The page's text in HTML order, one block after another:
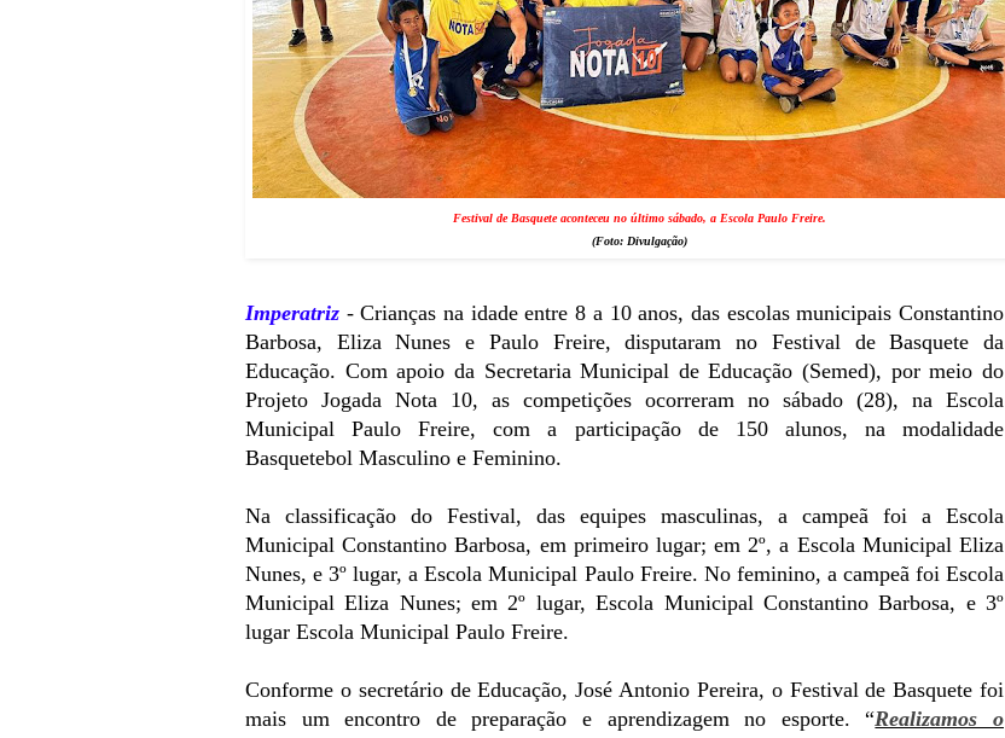
Festival de Basquete aconteceu no último sábado, a Escola Paulo Freire.
(Foto: Divulgação)
Imperatriz - Crianças na idade entre 8 a 10 anos, das escolas municipais Constantino
Barbosa, Eliza Nunes e Paulo Freire, disputaram no Festival de Basquete da
Educação. Com apoio da Secretaria Municipal de Educação (Semed), por meio do
Projeto Jogada Nota 10, as competições ocorreram no sábado (28), na Escola
Municipal Paulo Freire, com a participação de 150 alunos, na modalidade
Basquetebol Masculino e Feminino.
Na classificação do Festival, das equipes masculinas, a campeã foi a Escola
Municipal Constantino Barbosa, em primeiro lugar; em 2º, a Escola Municipal Eliza
Nunes, e 3º lugar, a Escola Municipal Paulo Freire. No feminino, a campeã foi Escola
Municipal Eliza Nunes; em 2º lugar, Escola Municipal Constantino Barbosa, e 3º
lugar Escola Municipal Paulo Freire.
Conforme o secretário de Educação, José Antonio Pereira, o Festival de Basquete foi
mais um encontro de preparação e aprendizagem no esporte. “Realizamos o